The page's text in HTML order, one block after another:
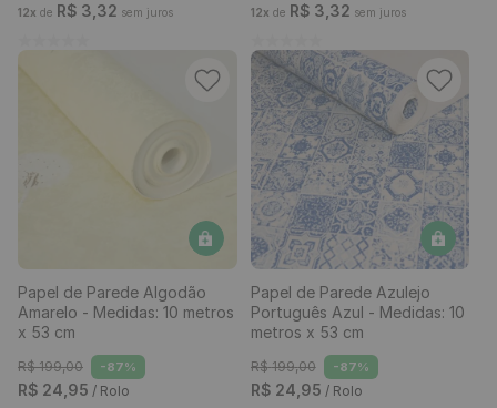
12x de R$ 3 32 sem juros 12x de R$ 3 32 sem juros
Papel de Parede Algodão
Amarelo - Medidas: 10 metros
x 53 cm
R$ 199,00 -87%
R$ 24 95 / Rolo
Papel de Parede Azulejo
Português Azul - Medidas: 10
metros x 53 cm
R$ 199,00 -87%
R$ 24 95 / Rolo